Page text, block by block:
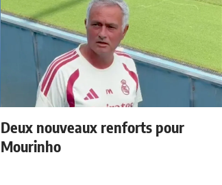
Deux nouveaux renforts pour
Mourinho